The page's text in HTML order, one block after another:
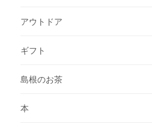
アウトドア
ギフト
島根のお茶
本